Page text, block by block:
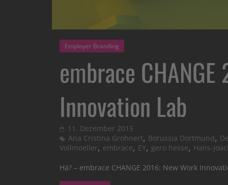
Employer Branding
embrace
Innovation Lab
11. Dezember 2015
Ana Cristina Grohnert, Borussia Dortmund,
Vollmoeller, embrace, EY, gero hesse, Hans-
Hä? – embrace CHANGE 2016: New Work